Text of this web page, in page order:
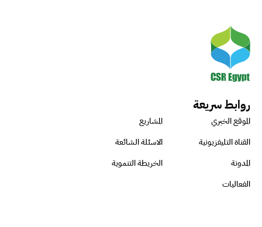
روابط سريعة
الموقع الخبري
المشاريع
القناة التليفزيونية
الاسئلة الشائعة
المدونة
الخريطة التنموية
الفعاليات